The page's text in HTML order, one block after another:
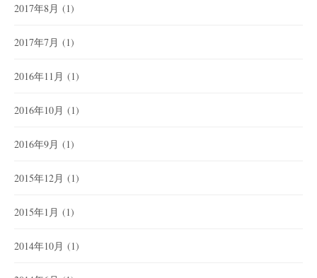
2017年8月 (1)
2017年7月 (1)
2016年11月 (1)
2016年10月 (1)
2016年9月 (1)
2015年12月 (1)
2015年1月 (1)
2014年10月 (1)